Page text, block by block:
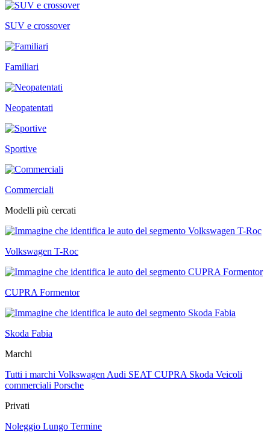
SUV e crossover
Familiari
Neopatentati
Sportive
Commerciali
Modelli più cercati
Volkswagen T-Roc
CUPRA Formentor
Skoda Fabia
Marchi
Tutti i marchi Volkswagen Audi SEAT CUPRA Skoda Veicoli
commerciali Porsche
Privati
Noleggio Lungo Termine